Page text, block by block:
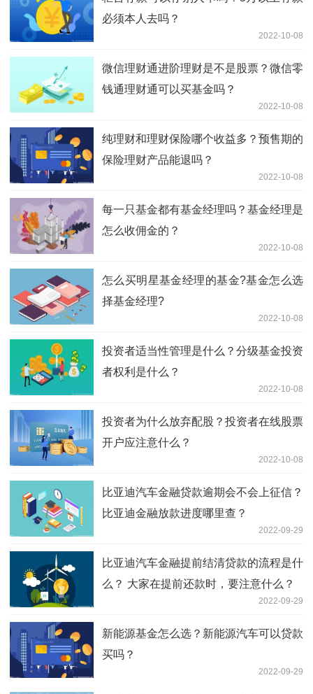
必须本人去吗？
2022-10-08
微信理财通进阶理财是不是股票？微信零
钱通理财通可以买基金吗？
2022-10-08
纯理财和理财保险哪个收益多？预售期的
保险理财产品能退吗？
2022-10-08
每一只基金都有基金经理吗？基金经理是
怎么收佣金的？
2022-10-08
怎么买明星基金经理的基金?基金怎么选
择基金经理?
2022-10-08
投资者适当性管理是什么？分级基金投资
者权利是什么？
2022-10-08
投资者为什么放弃配股？投资者在线股票
开户应注意什么？
2022-10-08
比亚迪汽车金融贷款逾期会不会上征信？
比亚迪金融放款进度哪里查？
2022-09-29
比亚迪汽车金融提前结清贷款的流程是什
么？ 大家在提前还款时，要注意什么？
2022-09-29
新能源基金怎么选？新能源汽车可以贷款
买吗？
2022-09-29